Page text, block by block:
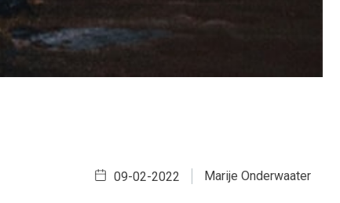
Marije Onderwaater
09-02-2022